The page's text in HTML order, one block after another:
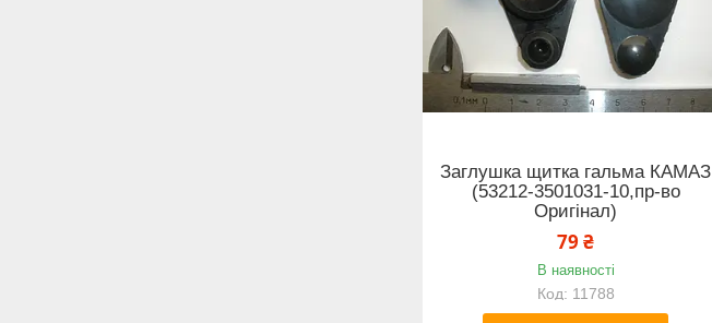
Заглушка щитка гальма КАМАЗ
(53212-3501031-10,пр-во
Оригінал)
79 ₴
В наявності
11788